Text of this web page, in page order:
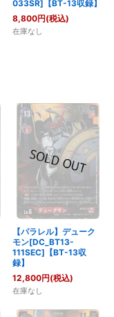
033SR]【BT-13収録】
8,800円(税込)
在庫なし
【パラレル】デューク
モン[DC_BT13-
111SEC]【BT-13収
録】
12,800円(税込)
在庫なし